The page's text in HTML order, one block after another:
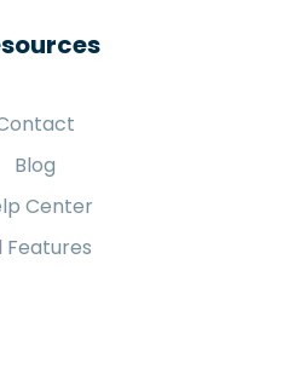
Blog
Center
Features